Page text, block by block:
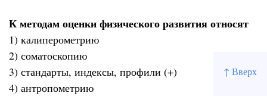
↑ Вверх
К методам оценки физического развития относят
1) калиперометрию
2) соматоскопию
3) стандарты, индексы, профили (+)
4) антропометрию